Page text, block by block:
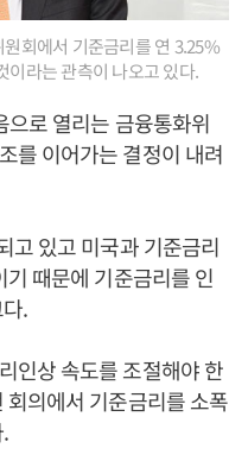
회에서 기준금리를 연 3.25%
이라는 관측이 나오고 있다.
로 열리는 금융통화위
를 이어가는 결정이 내려
고 있고 미국과 기준금리
때문에 기준금리를 인
.
인상 속도를 조절해야 한
의에서 기준금리를 소폭